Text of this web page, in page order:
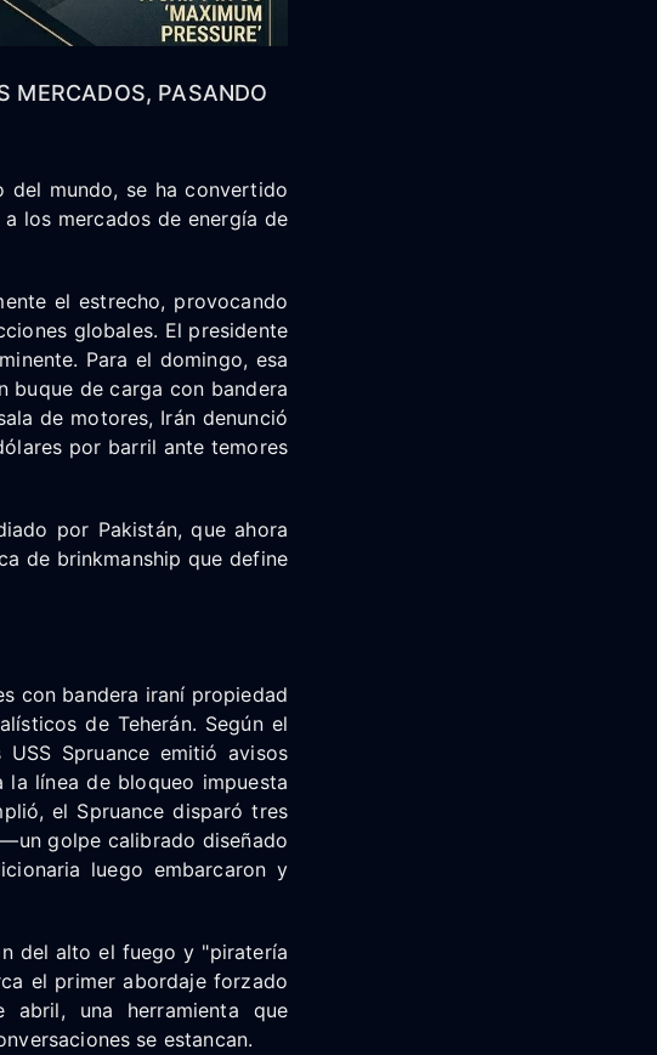
MERCADOS, PASANDO
del mundo, se ha convertido
los mercados de energía de
el estrecho, provocando
globales. El presidente
Para el domingo, esa
buque de carga con bandera
de motores, Irán denunció
por barril ante temores
por Pakistán, que ahora
de brinkmanship que define
con bandera iraní propiedad
de Teherán. Según el
Spruance emitió avisos
la línea de bloqueo impuesta
el Spruance disparó tres
golpe calibrado diseñado
luego embarcaron y
del alto el fuego y "piratería
el primer abordaje forzado
una herramienta que
se estancan.